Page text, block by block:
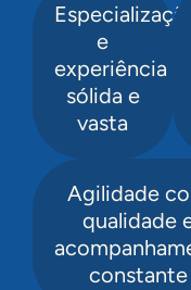
e
experiência
sólida e
vasta
Agilidade
qualidade
constante